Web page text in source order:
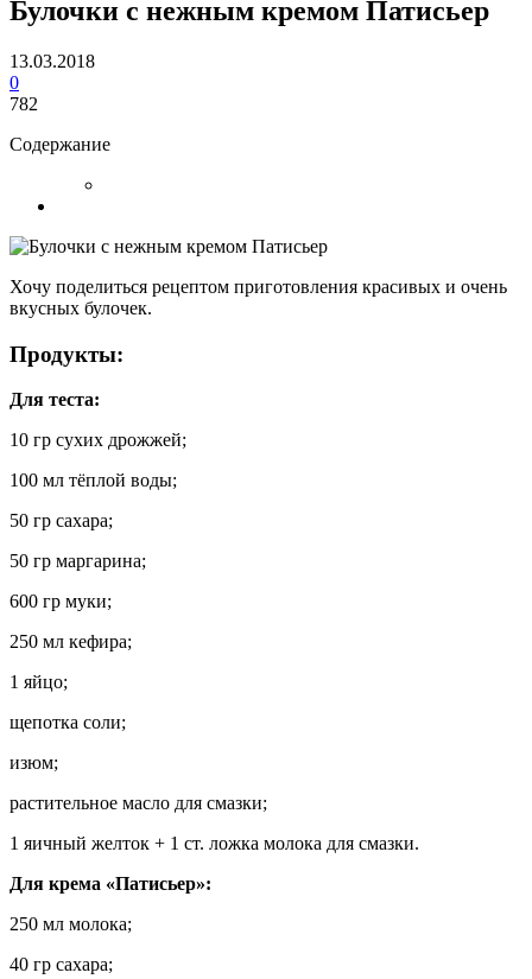
Булочки с нежным кремом Патисьер
13.03.2018
0
782
Содержание
Хочу поделиться рецептом приготовления красивых и очень
вкусных булочек.
Продукты:
Для теста:
10 гр сухих дрожжей;
100 мл тёплой воды;
50 гр сахара;
50 гр маргарина;
600 гр муки;
250 мл кефира;
1 яйцо;
щепотка соли;
изюм;
растительное масло для смазки;
1 яичный желток + 1 ст. ложка молока для смазки.
Для крема «Патисьер»:
250 мл молока;
40 гр сахара;